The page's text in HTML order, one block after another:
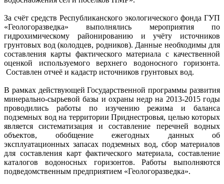
За счёт средств Республиканского экологического фонда ГУП
«Геологоразведка» выполнялись мероприятия по
гидрохимическому районированию и учёту источников
грунтовых вод (колодцев, родников). Данные необходимы для
составления карты фактического материала с качественной
оценкой используемого верхнего водоносного горизонта.
Составлен отчеё и кадастр источников грунтовых вод.
В рамках действующей Государственной программы развития
минерально-сырьевой базы и охраны недр на 2013-2015 годы
проводились работы по изучению режима и баланса
подземных вод на территории Приднестровья, целью которых
является систематизация и составление перечней водных
объектов, обобщение ежегодных данных об
эксплуатационных запасах подземных вод, сбор материалов
для составления карт фактического материала, составление
каталогов водоносных горизонтов. Работы выполняются
подведомственным предприятием «Геологоразведка».